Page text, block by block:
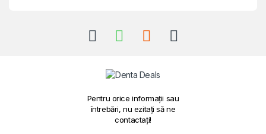
Pentru orice informații sau
întrebări, nu ezitați să ne
contactați!